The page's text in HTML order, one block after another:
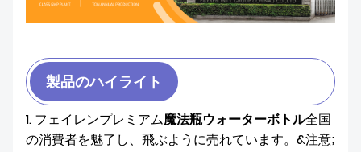
製品のハイライト
1. フェイレンプレミアム魔法瓶ウォーターボトル全国
の消費者を魅了し、飛ぶように売れています。&注意;